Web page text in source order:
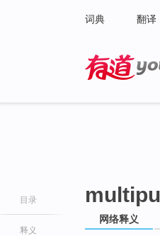
词典 翻译
目录
释义
网络释义